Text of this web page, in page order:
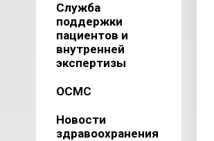
Служба
поддержки
пациентов и
внутренней
экспертизы
ОСМС
Новости
здравоохранения